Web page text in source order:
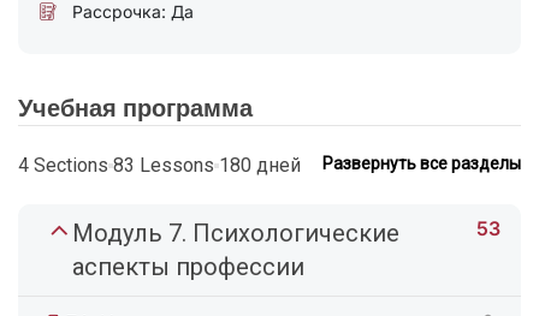
Учебная программа
4 Sections 83 Lessons 180 дней Развернуть все разделы
Модуль 7. Психологические
аспекты профессии
53
Рассрочка: Да